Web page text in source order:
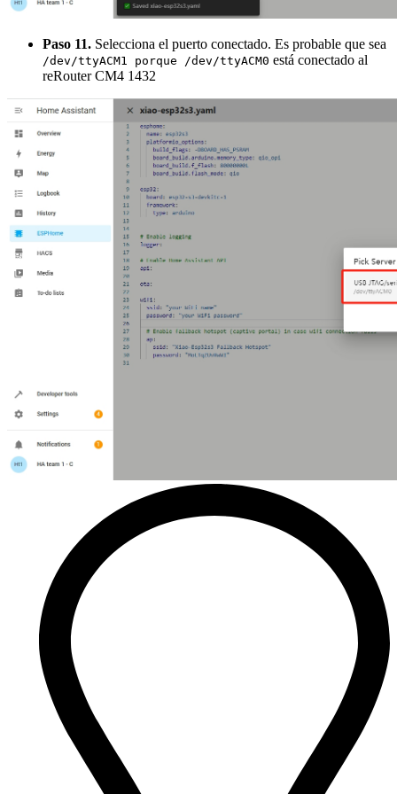
Paso 11. Selecciona el puerto conectado. Es probable que sea
/dev/ttyACM1 porque /dev/ttyACM0 está conectado al
reRouter CM4 1432